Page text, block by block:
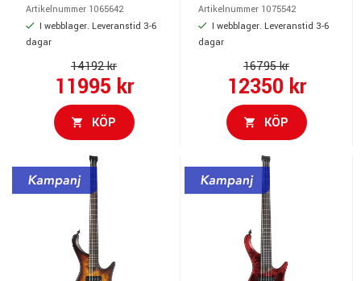
Artikelnummer 1065642
I webblager. Leveranstid 3-6
dagar
14192 kr
11995 kr
KÖP
Artikelnummer 1075542
I webblager. Leveranstid 3-6
dagar
16795 kr
12350 kr
KÖP